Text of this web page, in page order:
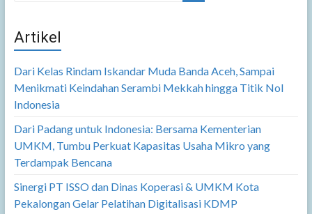
Artikel
Dari Kelas Rindam Iskandar Muda Banda Aceh, Sampai
Menikmati Keindahan Serambi Mekkah hingga Titik Nol
Indonesia
Dari Padang untuk Indonesia: Bersama Kementerian
UMKM, Tumbu Perkuat Kapasitas Usaha Mikro yang
Terdampak Bencana
Sinergi PT ISSO dan Dinas Koperasi & UMKM Kota
Pekalongan Gelar Pelatihan Digitalisasi KDMP